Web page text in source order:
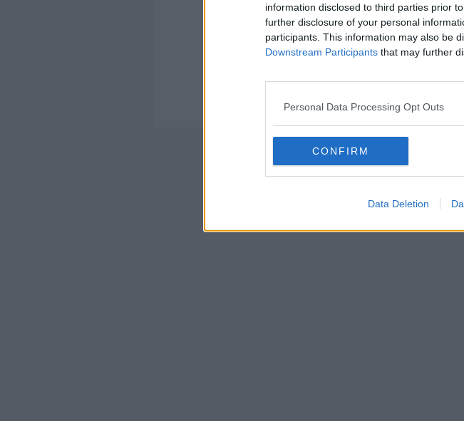
information disclosed to third parties prior
further disclosure of your personal
participants. This information may also be
Downstream Participants that may further
Personal Data Processing Opt Outs
CONFIRM
Data Deletion
Kommentaren skal godkendes før den
Savner forslag om tilbehør, og mangler
Nyhedsmails - Privatlivspolitik